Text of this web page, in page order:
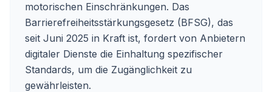
motorischen Einschränkungen. Das
Barrierefreiheitsstärkungsgesetz (BFSG), das
seit Juni 2025 in Kraft ist, fordert von Anbietern
digitaler Dienste die Einhaltung spezifischer
Standards, um die Zugänglichkeit zu
gewährleisten.